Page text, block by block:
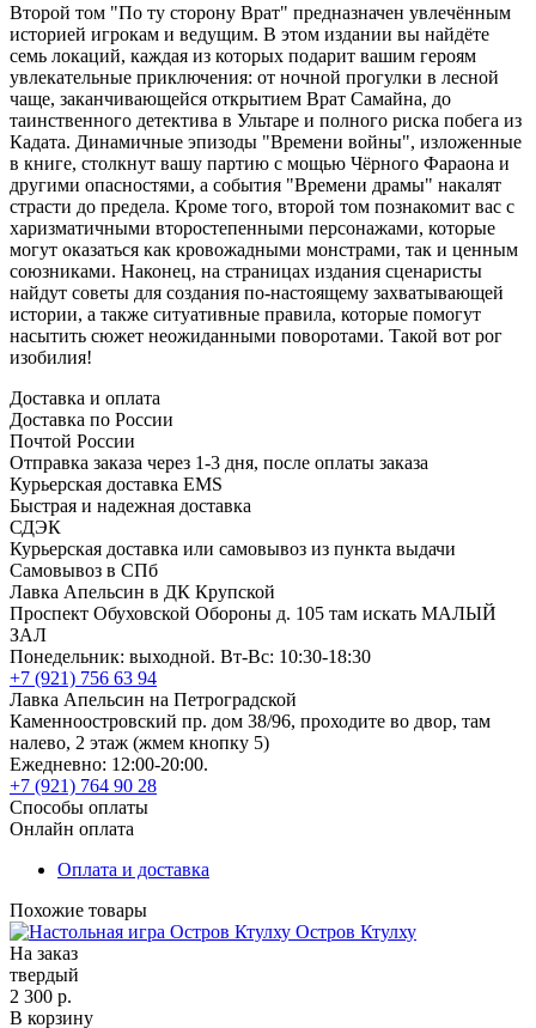
Второй том "По ту сторону Врат" предназначен увлечённым
историей игрокам и ведущим. В этом издании вы найдёте
семь локаций, каждая из которых подарит вашим героям
увлекательные приключения: от ночной прогулки в лесной
чаще, заканчивающейся открытием Врат Самайна, до
таинственного детектива в Ультаре и полного риска побега из
Кадата. Динамичные эпизоды "Времени войны", изложенные
в книге, столкнут вашу партию с мощью Чёрного Фараона и
другими опасностями, а события "Времени драмы" накалят
страсти до предела. Кроме того, второй том познакомит вас с
харизматичными второстепенными персонажами, которые
могут оказаться как кровожадными монстрами, так и ценным
союзниками. Наконец, на страницах издания сценаристы
найдут советы для создания по-настоящему захватывающей
истории, а также ситуативные правила, которые помогут
насытить сюжет неожиданными поворотами. Такой вот рог
изобилия!
Доставка и оплата
Доставка по России
Почтой России
Отправка заказа через 1-3 дня, после оплаты заказа
Курьерская доставка EMS
Быстрая и надежная доставка
СДЭК
Курьерская доставка или самовывоз из пункта выдачи
Самовывоз в СПб
Лавка Апельсин в ДК Крупской
Проспект Обуховской Обороны д. 105 там искать МАЛЫЙ
ЗАЛ
Понедельник: выходной. Вт-Вс: 10:30-18:30
+7 (921) 756 63 94
Лавка Апельсин на Петроградской
Каменноостровский пр. дом 38/96, проходите во двор, там
налево, 2 этаж (жмем кнопку 5)
Ежедневно: 12:00-20:00.
+7 (921) 764 90 28
Способы оплаты
Онлайн оплата
Оплата и доставка
Похожие товары
Остров Ктулху
На заказ
твердый
2 300 р.
В корзину